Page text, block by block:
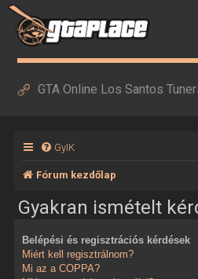
GTA Online Los Santos
GyIK
Fórum kezdőlap
Gyakran ismételt
Belépési és regisztrációs kérdések
Miért kell regisztrálnom?
Mi az a COPPA?